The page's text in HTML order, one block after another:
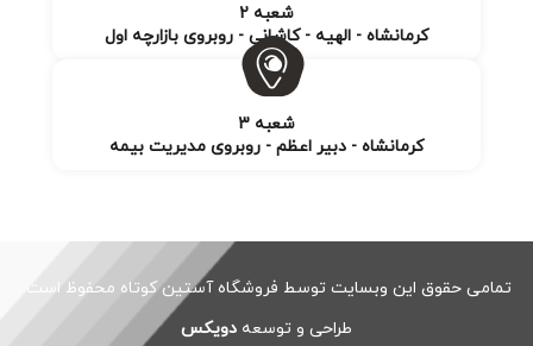
شعبه 2
کرمانشاه - الهیه - کاشانی - روبروی بازارچه اول
شعبه 3
کرمانشاه - دبیر اعظم - روبروی مدیریت بیمه
تمامی حقوق این وبسایت توسط فروشگاه آستین کوتاه محفوظ است.
طراحی و توسعه دویکس